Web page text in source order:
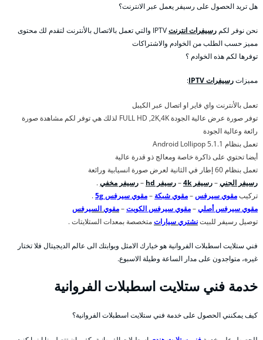
هل تريد الحصول على رسيفر يعمل عبر الانترنت؟
نحن نوفر لكم رسيفرات انترنت
IPTV والتي تعمل بالاتصال بالأنترنت لتقدم لك محتوى
مميز حسب الطلب من الخوادم والاشتراكات
توفرها لكم هذه الخوادم ؟
مميزاترسيفرات IPTV :
تعمل بالأنترنت واي فاير او اتصال عبر الكيبل
توفر صورة عرض عالية الجودة FULL HD ,2K,4K لذلك هي توفر لكم مشاهدة صورة
رائعة وعالية الجودة
تعمل بنظام Android Lollipop 5.1.1
أيضا تحتوي على ذاكرة خاصة ومعالج ذو قدرة عالية
تعمل بنظام 60 إطار في الثانية لعرض صورة انسيابية ورائعة
رسيفر الجني–رسيفر 4k –رسيفر hd –رسيفر مخفي.
تركيبمقوي سيرفس–مقوي شبكة –مقوي سيرفس 5g
.
مقوي سيرفس أصلي–مقوي سيرفس الكويت–مقوي السيرفس
توصيل رسيفر للبيتنشتري سياراتمتخصصة بمعدات الستلايتات .
فني ستلايت اسطبلات الفروانية هو خيارك الامثل وبوابتك الى عالم الديجيتال فلا تختار
غيره، متواجدون على مدار الساعة وطيلة الاسبوع.
خدمة فني ستلايت اسطبلات الفروانية
كيف يمكنني الحصول على خدمة فني ستلايت اسطبلات الفروانية؟